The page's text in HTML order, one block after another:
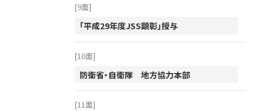
[9面]
「平成29年度JSS顕彰」授与
[10面]
防衛省・自衛隊 地方協力本部
[11面]